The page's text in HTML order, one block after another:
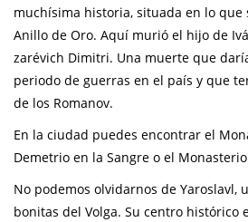
muchísima historia, situada en lo que
Anillo de Oro. Aquí murió el hijo de
zarévich Dimitri. Una muerte que
periodo de guerras en el país y que
de los Romanov.
En la ciudad puedes encontrar el
Demetrio en la Sangre o el
No podemos olvidarnos de Yaroslavl,
bonitas del Volga. Su centro histórico